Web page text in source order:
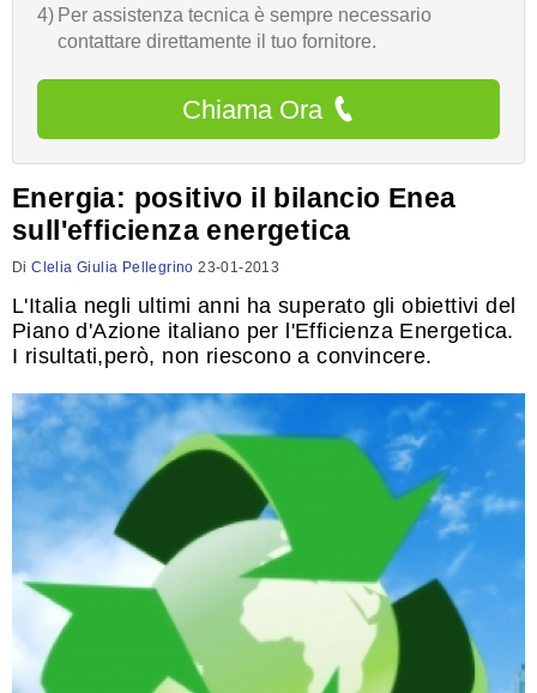
4) Per assistenza tecnica è sempre necessario
contattare direttamente il tuo fornitore.
Chiama Ora
Energia: positivo il bilancio Enea
sull'efficienza energetica
DiClelia Giulia Pellegrino 23-01-2013
L'Italia negli ultimi anni ha superato gli obiettivi del
Piano d'Azione italiano per l'Efficienza Energetica.
I risultati,però, non riescono a convincere.